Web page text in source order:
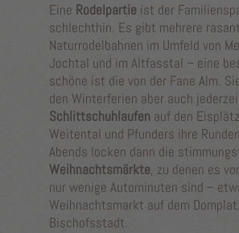
Eine Rodelpartie ist der
schlechthin. Es gibt mehrere
Naturrodelbahnen im Umfeld von
Jochtal und im Altfasstal – eine
schöne ist die von der Fane Alm.
den Winterferien aber auch
Schlittschuhlaufen auf den
Weitental und Pfunders ihre
Abends locken dann die
Weihnachtsmärkte, zu denen es
nur wenige Autominuten sind –
Weihnachtsmarkt auf dem
Bischofsstadt.